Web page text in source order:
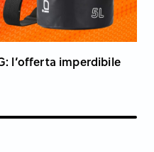
l’offerta imperdibile